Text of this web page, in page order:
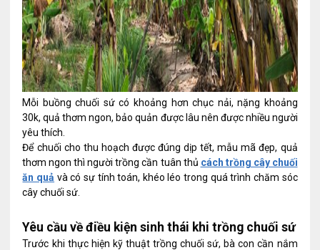
Mỗi buồng chuối sứ có khoảng hơn chục nải, nặng khoảng
30k, quả thơm ngon, bảo quản được lâu nên được nhiều người
yêu thích.
Để chuối cho thu hoạch được đúng dịp tết, mẫu mã đẹp, quả
thơm ngon thì người trồng cần tuân thủ cách trồng cây chuối
ăn quả và có sự tính toán, khéo léo trong quá trình chăm sóc
cây chuối sứ.
Yêu cầu về điều kiện sinh thái khi trồng chuối sứ
Trước khi thực hiện kỹ thuật trồng chuối sứ, bà con cần nắm